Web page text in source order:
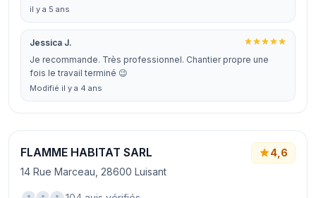
il y a 5 ans
Jessica J.
Je recommande. Très professionnel. Chantier propre une
fois le travail terminé 😉
Modifié il y a 4 ans
FLAMME HABITAT SARL
14 Rue Marceau, 28600 Luisant
4,6